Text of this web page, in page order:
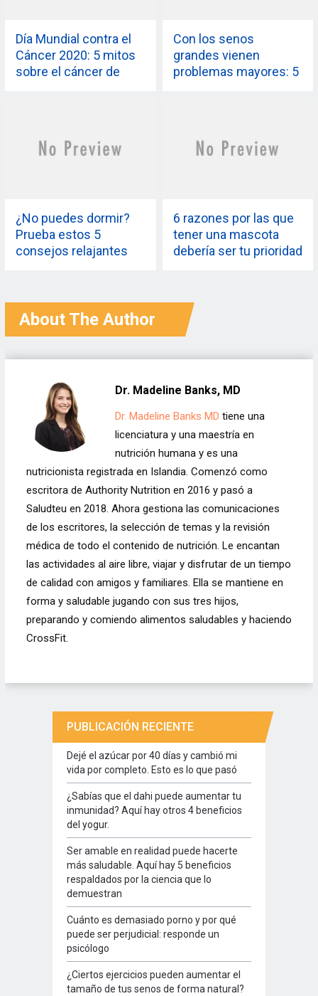
Día Mundial contra el
Cáncer 2020: 5 mitos
sobre el cáncer de
Con los senos
grandes vienen
problemas mayores: 5
¿No puedes dormir?
Prueba estos 5
consejos relajantes
6 razones por las que
tener una mascota
debería ser tu prioridad
About The Author
Dr. Madeline Banks, MD
Dr. Madeline Banks MD tiene una
licenciatura y una maestría en
nutrición humana y es una
nutricionista registrada en Islandia. Comenzó como
escritora de Authority Nutrition en 2016 y pasó a
Saludteu en 2018. Ahora gestiona las comunicaciones
de los escritores, la selección de temas y la revisión
médica de todo el contenido de nutrición. Le encantan
las actividades al aire libre, viajar y disfrutar de un tiempo
de calidad con amigos y familiares. Ella se mantiene en
forma y saludable jugando con sus tres hijos,
preparando y comiendo alimentos saludables y haciendo
CrossFit.
PUBLICACIÓN RECIENTE
Dejé el azúcar por 40 días y cambió mi
vida por completo. Esto es lo que pasó
¿Sabías que el dahi puede aumentar tu
inmunidad? Aquí hay otros 4 beneficios
del yogur.
Ser amable en realidad puede hacerte
más saludable. Aquí hay 5 beneficios
respaldados por la ciencia que lo
demuestran
Cuánto es demasiado porno y por qué
puede ser perjudicial: responde un
psicólogo
¿Ciertos ejercicios pueden aumentar el
tamaño de tus senos de forma natural?